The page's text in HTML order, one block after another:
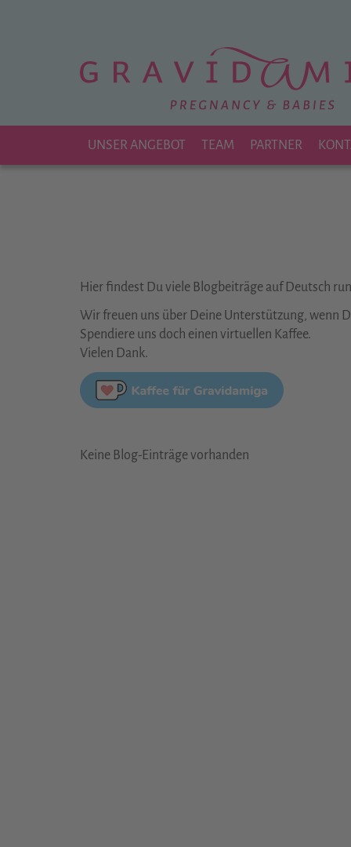
UNSER ANGEBOT TEAM PARTNER
Hier findest Du viele Blogbeiträge auf Deutsch
Wir freuen uns über Deine Unterstützung, wenn
Spendiere uns doch einen virtuellen Kaffee.
Vielen Dank.
Keine Blog-Einträge vorhanden